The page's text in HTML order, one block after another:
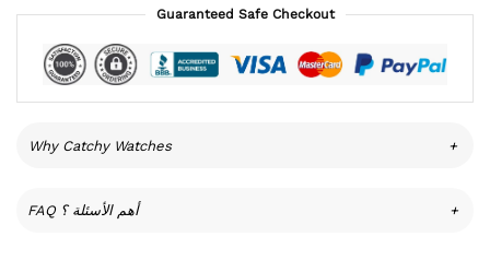
Guaranteed Safe Checkout
Why Catchy Watches +
FAQ أهم الأسئلة ؟ +